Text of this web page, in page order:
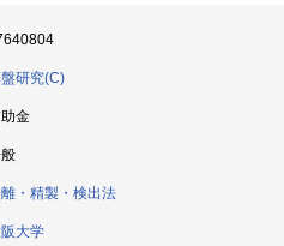
研究(C)
金
・精製・検出法
大学